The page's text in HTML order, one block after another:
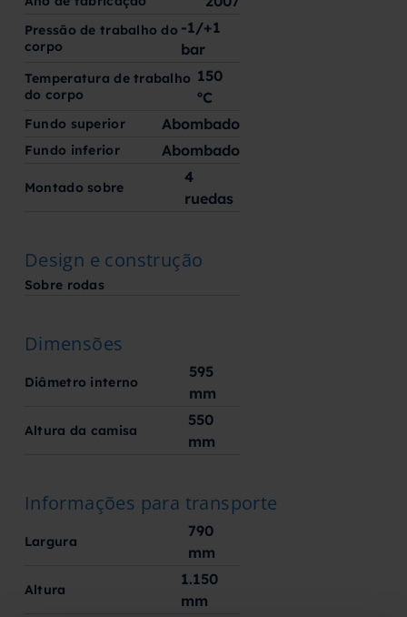
Pressão de trabalho do
corpo
-1/+1
bar
Temperatura de trabalho
do corpo
150
ºC
Fundo superior Abombado
Fundo inferior Abombado
Montado sobre
4
ruedas
Design e construção
Sobre rodas
Dimensões
Diâmetro interno
595
mm
Altura da camisa
550
mm
Informações para transporte
Largura
790
mm
Altura
1.150
mm